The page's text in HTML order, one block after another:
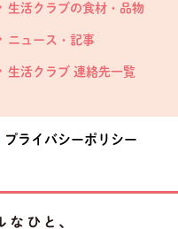
生活クラブの食材・品物
ニュース・記事
生活クラブ 連絡先一覧
プライバシーポリシー